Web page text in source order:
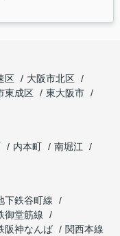
区
大阪市北区
東成区
東大阪市
内本町
南堀江
下鉄谷町線
御堂筋線
阪神なんば
関西本線